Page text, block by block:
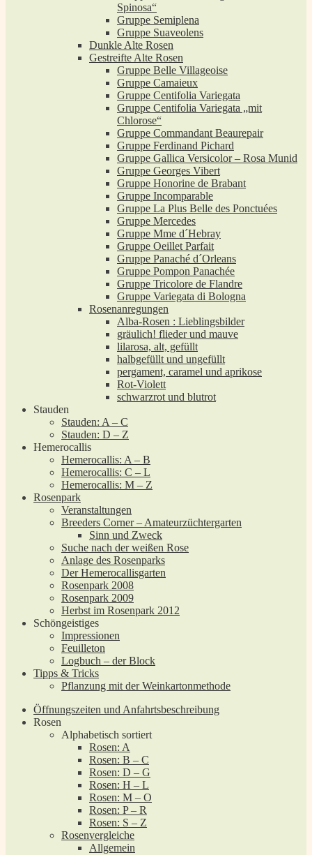
Spinosa“
Gruppe Semiplena
Gruppe Suaveolens
Dunkle Alte Rosen
Gestreifte Alte Rosen
Gruppe Belle Villageoise
Gruppe Camaieux
Gruppe Centifolia Variegata
Gruppe Centifolia Variegata „mit
Chlorose“
Gruppe Commandant Beaurepair
Gruppe Ferdinand Pichard
Gruppe Gallica Versicolor – Rosa Munid
Gruppe Georges Vibert
Gruppe Honorine de Brabant
Gruppe Incomparable
Gruppe La Plus Belle des Ponctuées
Gruppe Mercedes
Gruppe Mme d´Hebray
Gruppe Oeillet Parfait
Gruppe Panaché d´Orleans
Gruppe Pompon Panachée
Gruppe Tricolore de Flandre
Gruppe Variegata di Bologna
Rosenanregungen
Alba-Rosen : Lieblingsbilder
gräulich! flieder und mauve
lilarosa, alt, gefüllt
halbgefüllt und ungefüllt
pergament, caramel und aprikose
Rot-Violett
schwarzrot und blutrot
Stauden
Stauden: A – C
Stauden: D – Z
Hemerocallis
Hemerocallis: A – B
Hemerocallis: C – L
Hemerocallis: M – Z
Rosenpark
Veranstaltungen
Breeders Corner – Amateurzüchtergarten
Sinn und Zweck
Suche nach der weißen Rose
Anlage des Rosenparks
Der Hemerocallisgarten
Rosenpark 2008
Rosenpark 2009
Herbst im Rosenpark 2012
Schöngeistiges
Impressionen
Feuilleton
Logbuch – der Block
Tipps & Tricks
Pflanzung mit der Weinkartonmethode
Öffnungszeiten und Anfahrtsbeschreibung
Rosen
Alphabetisch sortiert
Rosen: A
Rosen: B – C
Rosen: D – G
Rosen: H – L
Rosen: M – O
Rosen: P – R
Rosen: S – Z
Rosenvergleiche
Allgemein